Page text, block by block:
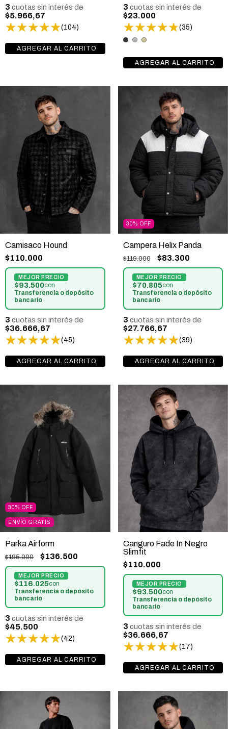
(104)
3 cuotas sin interés de
$5.966,67
(35)
3 cuotas sin interés de
$23.000
Camisaco Hound
(45)
$110.000
$93.500con
Transferencia o depósito
bancario
3 cuotas sin interés de
$36.666,67
30% OFF
Campera Helix Panda
(39)
$119.000 $83.300
$70.805con
Transferencia o depósito
bancario
3 cuotas sin interés de
$27.766,67
30% OFF
ENVÍO GRATIS
Parka Airform
(42)
$195.000 $136.500
$116.025con
Transferencia o depósito
bancario
3 cuotas sin interés de
$45.500
Canguro Fade In Negro
Slimfit
(17)
$110.000
$93.500con
Transferencia o depósito
bancario
3 cuotas sin interés de
$36.666,67